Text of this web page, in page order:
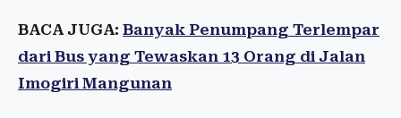
BACA JUGA: Banyak Penumpang Terlempar
dari Bus yang Tewaskan 13 Orang di Jalan
Imogiri Mangunan